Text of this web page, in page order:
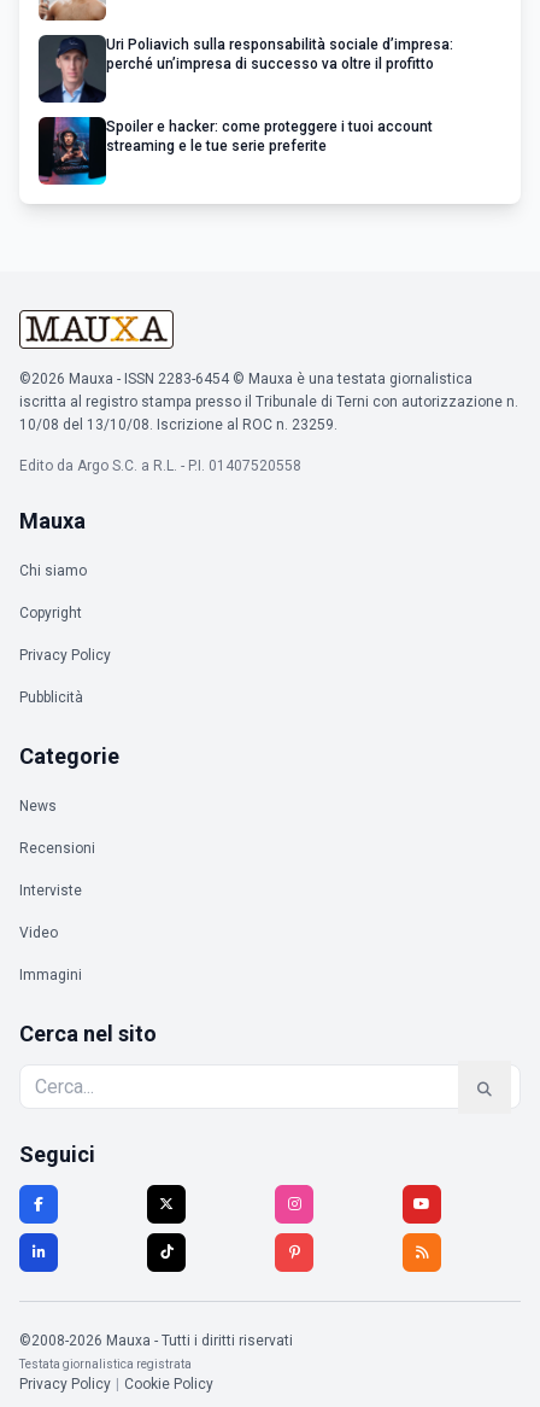
Uri Poliavich sulla responsabilità sociale d’impresa:
perché un’impresa di successo va oltre il profitto
Spoiler e hacker: come proteggere i tuoi account
streaming e le tue serie preferite
©2026 Mauxa - ISSN 2283-6454 © Mauxa è una testata giornalistica
iscritta al registro stampa presso il Tribunale di Terni con autorizzazione n.
10/08 del 13/10/08. Iscrizione al ROC n. 23259.
Edito da Argo S.C. a R.L. - P.I. 01407520558
Mauxa
Chi siamo
Copyright
Privacy Policy
Pubblicità
Categorie
News
Recensioni
Interviste
Video
Immagini
Cerca nel sito
Seguici
©2008-2026 Mauxa - Tutti i diritti riservati
Testata giornalistica registrata
Privacy Policy Cookie Policy